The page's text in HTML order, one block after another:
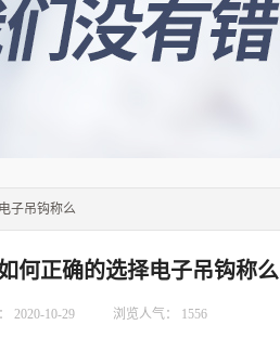
子吊钩称么
何正确的选择电子吊钩称么
2020-10-29 浏览人气： 1556